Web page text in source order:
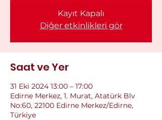
Kayıt Kapalı
Diğer etkinlikleri gör
Saat ve Yer
31 Eki 2024 13:00 – 17:00
Edirne Merkez, 1. Murat, Atatürk Blv
No:60, 22100 Edirne Merkez/Edirne,
Türkiye